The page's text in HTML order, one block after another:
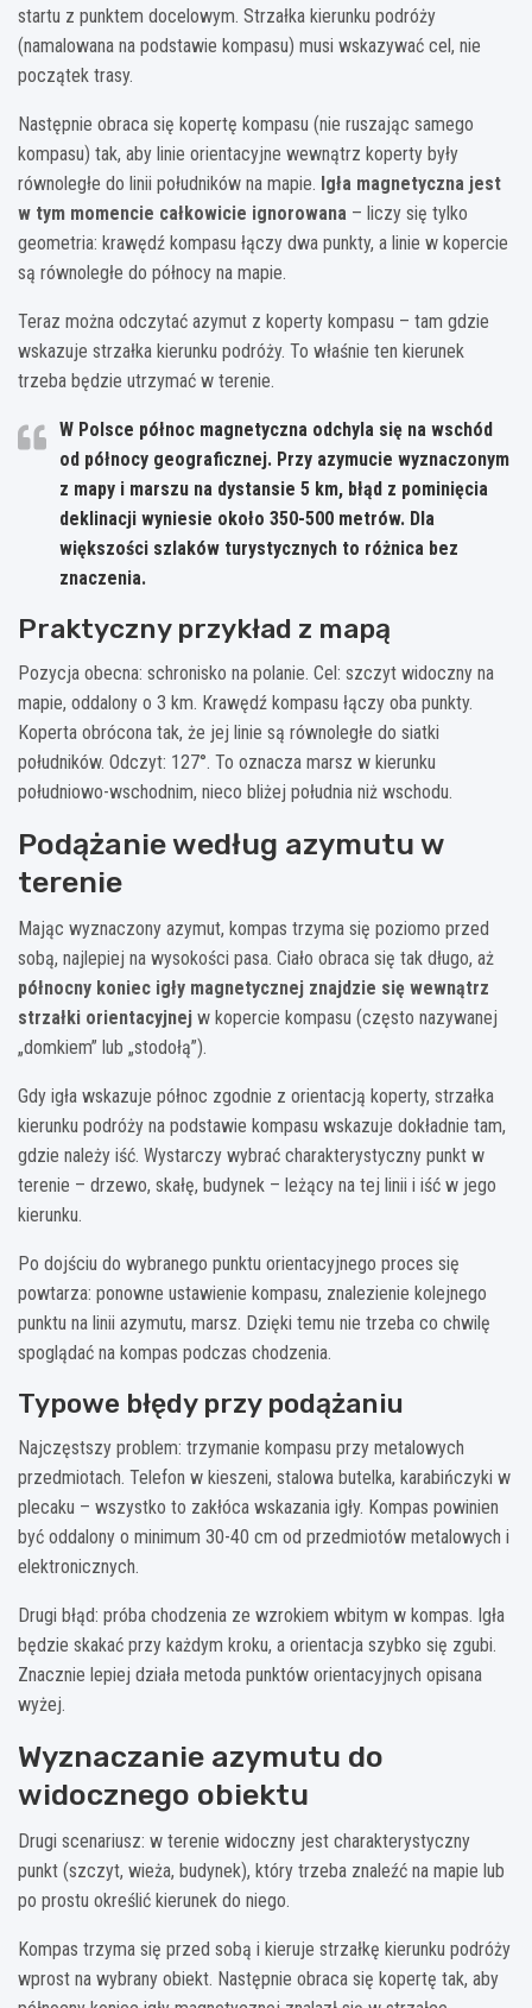
startu z punktem docelowym. Strzałka kierunku podróży
(namalowana na podstawie kompasu) musi wskazywać cel, nie
początek trasy.
Następnie obraca się kopertę kompasu (nie ruszając samego
kompasu) tak, aby linie orientacyjne wewnątrz koperty były
równoległe do linii południków na mapie. Igła magnetyczna jest
w tym momencie całkowicie ignorowana – liczy się tylko
geometria: krawędź kompasu łączy dwa punkty, a linie w kopercie
są równoległe do północy na mapie.
Teraz można odczytać azymut z koperty kompasu – tam gdzie
wskazuje strzałka kierunku podróży. To właśnie ten kierunek
trzeba będzie utrzymać w terenie.
W Polsce północ magnetyczna odchyla się na wschód
od północy geograficznej. Przy azymucie wyznaczonym
z mapy i marszu na dystansie 5 km, błąd z pominięcia
deklinacji wyniesie około 350-500 metrów. Dla
większości szlaków turystycznych to różnica bez
znaczenia.
Praktyczny przykład z mapą
Pozycja obecna: schronisko na polanie. Cel: szczyt widoczny na
mapie, oddalony o 3 km. Krawędź kompasu łączy oba punkty.
Koperta obrócona tak, że jej linie są równoległe do siatki
południków. Odczyt: 127°. To oznacza marsz w kierunku
południowo-wschodnim, nieco bliżej południa niż wschodu.
Podążanie według azymutu w
terenie
Mając wyznaczony azymut, kompas trzyma się poziomo przed
sobą, najlepiej na wysokości pasa. Ciało obraca się tak długo, aż
północny koniec igły magnetycznej znajdzie się wewnątrz
strzałki orientacyjnej w kopercie kompasu (często nazywanej
„domkiem” lub „stodołą”).
Gdy igła wskazuje północ zgodnie z orientacją koperty, strzałka
kierunku podróży na podstawie kompasu wskazuje dokładnie tam,
gdzie należy iść. Wystarczy wybrać charakterystyczny punkt w
terenie – drzewo, skałę, budynek – leżący na tej linii i iść w jego
kierunku.
Po dojściu do wybranego punktu orientacyjnego proces się
powtarza: ponowne ustawienie kompasu, znalezienie kolejnego
punktu na linii azymutu, marsz. Dzięki temu nie trzeba co chwilę
spoglądać na kompas podczas chodzenia.
Typowe błędy przy podążaniu
Najczęstszy problem: trzymanie kompasu przy metalowych
przedmiotach. Telefon w kieszeni, stalowa butelka, karabińczyki w
plecaku – wszystko to zakłóca wskazania igły. Kompas powinien
być oddalony o minimum 30-40 cm od przedmiotów metalowych i
elektronicznych.
Drugi błąd: próba chodzenia ze wzrokiem wbitym w kompas. Igła
będzie skakać przy każdym kroku, a orientacja szybko się zgubi.
Znacznie lepiej działa metoda punktów orientacyjnych opisana
wyżej.
Wyznaczanie azymutu do
widocznego obiektu
Drugi scenariusz: w terenie widoczny jest charakterystyczny
punkt (szczyt, wieża, budynek), który trzeba znaleźć na mapie lub
po prostu określić kierunek do niego.
Kompas trzyma się przed sobą i kieruje strzałkę kierunku podróży
wprost na wybrany obiekt. Następnie obraca się kopertę tak, aby